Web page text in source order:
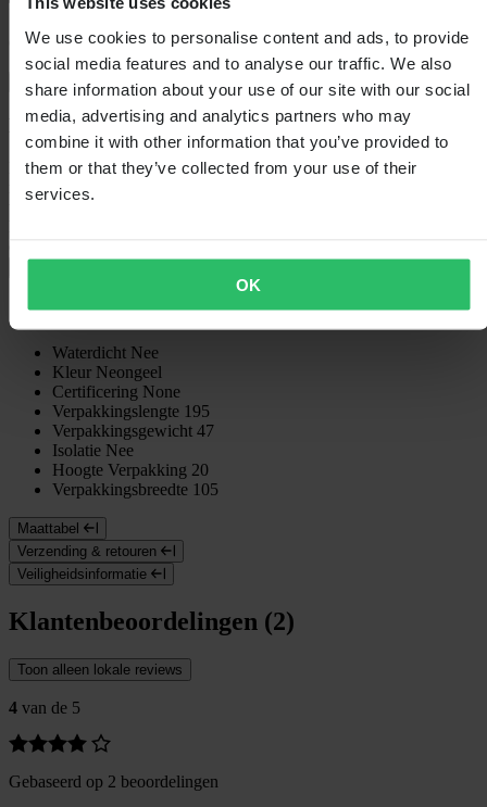
We use cookies to personalise content and ads, to provide
social media features and to analyse our traffic. We also
share information about your use of our site with our social
media, advertising and analytics partners who may
combine it with other information that you’ve provided to
them or that they’ve collected from your use of their
services.
OK
60 dagen retourrecht
Bekijk retourvoorwaarden
Beschrijving
De Shot Race-uitrusting brengt tientallen jaren ervaring met zich
mee. In samenwerking met 's werelds snelste rijders ontwikkelt Shot
Specificaties
Waterdicht Nee
Kleur Neongeel
Certificering None
Verpakkingslengte 195
Verpakkingsgewicht 47
Isolatie Nee
Hoogte Verpakking 20
Verpakkingsbreedte 105
Maattabel
Verzending & retouren
Veiligheidsinformatie
Klantenbeoordelingen (2)
Toon alleen lokale reviews
4 van de 5
Gebaseerd op 2 beoordelingen